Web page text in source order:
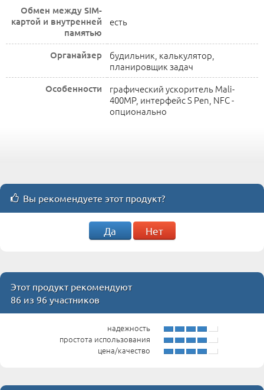
Обмен между SIM-
картой и внутренней
памятью
есть
Органайзер
будильник, калькулятор,
планировщик задач
Особенности
графический ускоритель Mali-
400MP, интерфейс S Pen, NFC -
опционально
Вы рекомендуете этот продукт?
Да Нет
Этот продукт рекомендуют
86 из 96 участников
надежность
простота использования
цена/качество